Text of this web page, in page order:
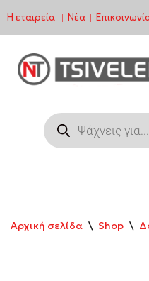
Μεταπηδήστε
στο
περιεχόμενο
Η εταιρεία | Νέα |
Αρχική σελίδα \ Shop \